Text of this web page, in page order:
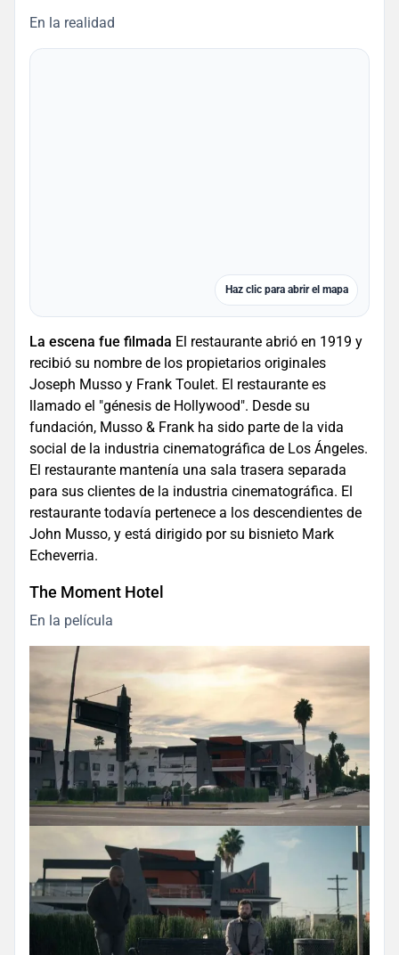
En la realidad
Haz clic para abrir el mapa
La escena fue filmada El restaurante abrió en 1919 y
recibió su nombre de los propietarios originales
Joseph Musso y Frank Toulet. El restaurante es
llamado el "génesis de Hollywood". Desde su
fundación, Musso & Frank ha sido parte de la vida
social de la industria cinematográfica de Los Ángeles.
El restaurante mantenía una sala trasera separada
para sus clientes de la industria cinematográfica. El
restaurante todavía pertenece a los descendientes de
John Musso, y está dirigido por su bisnieto Mark
Echeverria.
The Moment Hotel
En la película